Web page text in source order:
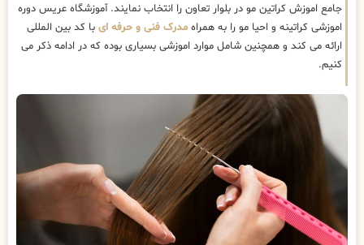
جامع اموزش کراتین مو در بلوار تعاون را انتخاب نمایند. آموزشگاه عریس دوره
اموزشی کراتینه و احیا مو را به همراه مدرک فنی و حرفه ای با کد بین المللی
ارائه می کند و همچنین شامل موارد اموزشی بسیاری بوده که در ادامه ذکر می
کنیم.